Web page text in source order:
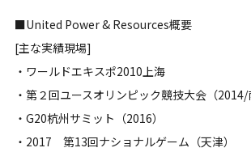
■United Power & Resources概要
[主な実績現場]
・ワールドエキスポ2010上海
・第２回ユースオリンピック競技大会（2014/
・G20杭州サミット（2016）
・2017 第13回ナショナルゲーム（天津）